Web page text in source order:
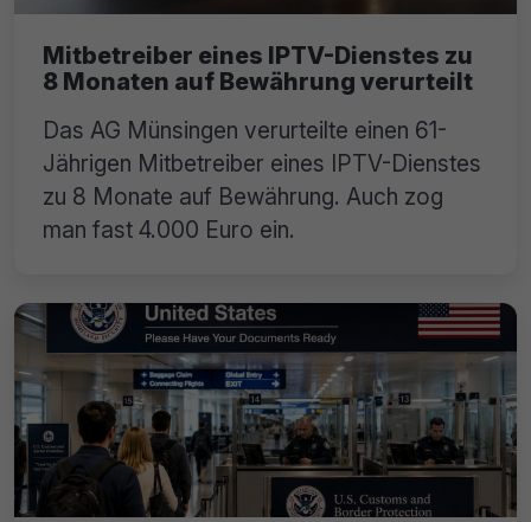
Mitbetreiber eines IPTV-Dienstes zu
8 Monaten auf Bewährung verurteilt
Das AG Münsingen verurteilte einen 61-
Jährigen Mitbetreiber eines IPTV-Dienstes
zu 8 Monate auf Bewährung. Auch zog
man fast 4.000 Euro ein.